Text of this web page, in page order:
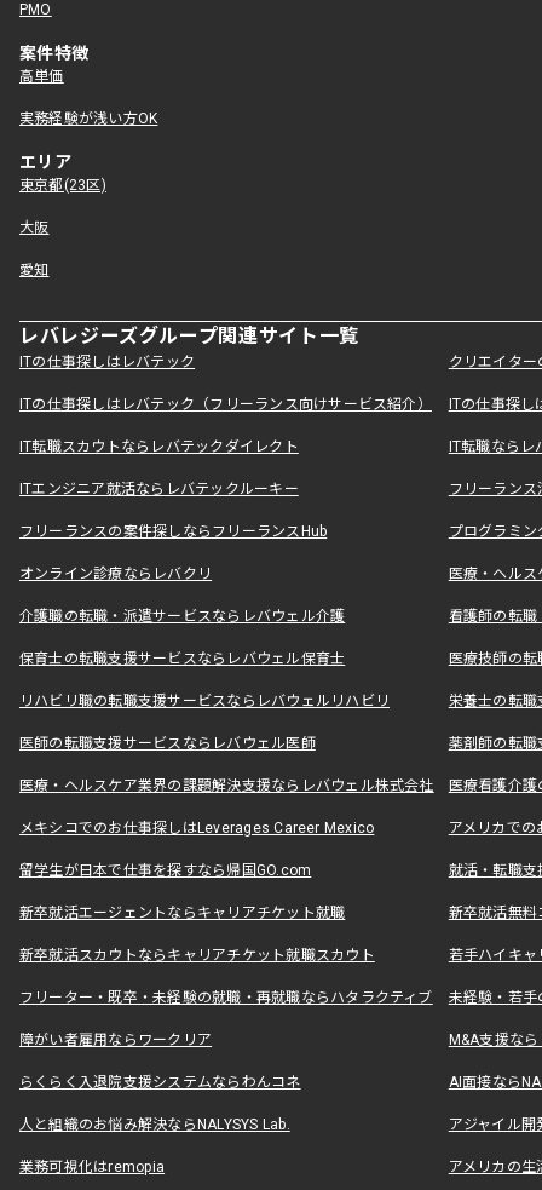
PMO
案件特徴
高単価
実務経験が浅い方OK
エリア
東京都(23区)
大阪
愛知
レバレジーズグループ関連サイト一覧
ITの仕事探しはレバテック クリエイタ
ITの仕事探しはレバテック（フリーランス向けサービス紹介） ITの仕事探
IT転職スカウトならレバテックダイレクト IT転職なら
ITエンジニア就活ならレバテックルーキー フリーラン
フリーランスの案件探しならフリーランスHub プログラミ
オンライン診療ならレバクリ 医療・ヘル
介護職の転職・派遣サービスならレバウェル介護 看護師の転
保育士の転職支援サービスならレバウェル保育士 医療技師の
リハビリ職の転職支援サービスならレバウェルリハビリ 栄養士の転
医師の転職支援サービスならレバウェル医師 薬剤師の転
医療・ヘルスケア業界の課題解決支援ならレバウェル株式会社 医療看護介
メキシコでのお仕事探しはLeverages Career Mexico アメリカで
留学生が日本で仕事を探すなら帰国GO.com 就活・転職
新卒就活エージェントならキャリアチケット就職 新卒就活無料
新卒就活スカウトならキャリアチケット就職スカウト 若手ハイキ
フリーター・既卒・未経験の就職・再就職ならハタラクティブ 未経験・若手
障がい者雇用ならワークリア M&A支援な
らくらく入退院支援システムならわんコネ AI面接なら
人と組織のお悩み解決ならNALYSYS Lab. アジャイル
業務可視化はremopia アメリカの